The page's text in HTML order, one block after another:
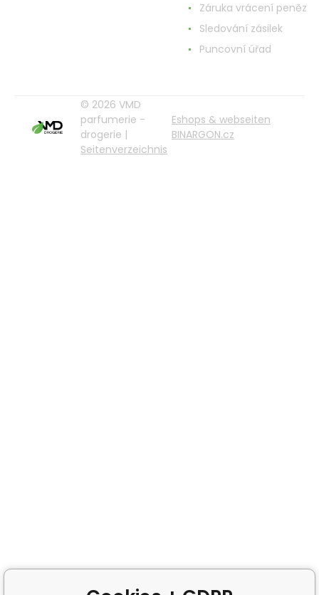
Záruka vrácení peněz
Sledování zásilek
Puncovní úřad
© 2026 VMD
parfumerie -
drogerie |
Seitenverzeichnis
Eshops & webseiten
BINARGON.cz